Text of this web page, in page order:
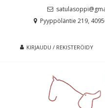
Pyyppöläntie 219,
KIRJAUDU / REKISTERÖIDY